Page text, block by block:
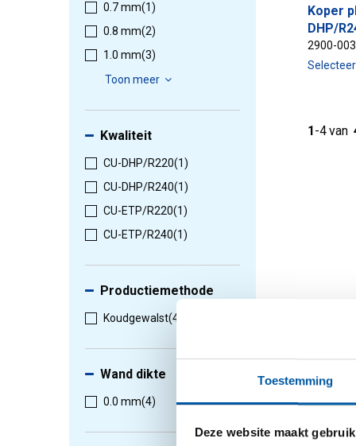
Toestemming
Deze website maakt
0.7 mm(1)
0.8 mm(2)
1.0 mm(3)
Toon meer
Kwaliteit
CU-DHP/R220(1)
CU-DHP/R240(1)
CU-ETP/R220(1)
CU-ETP/R240(1)
Productiemethode
Koudgewalst(4)
Wand dikte
0.0 mm(4)
Koper
DHP/
2900-
1-4van